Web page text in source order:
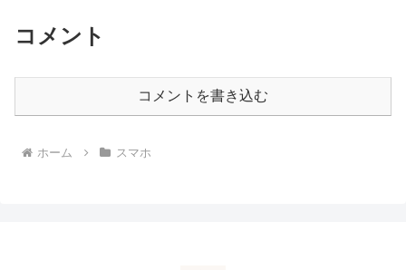
コメント
コメントを書き込む
ホーム スマホ